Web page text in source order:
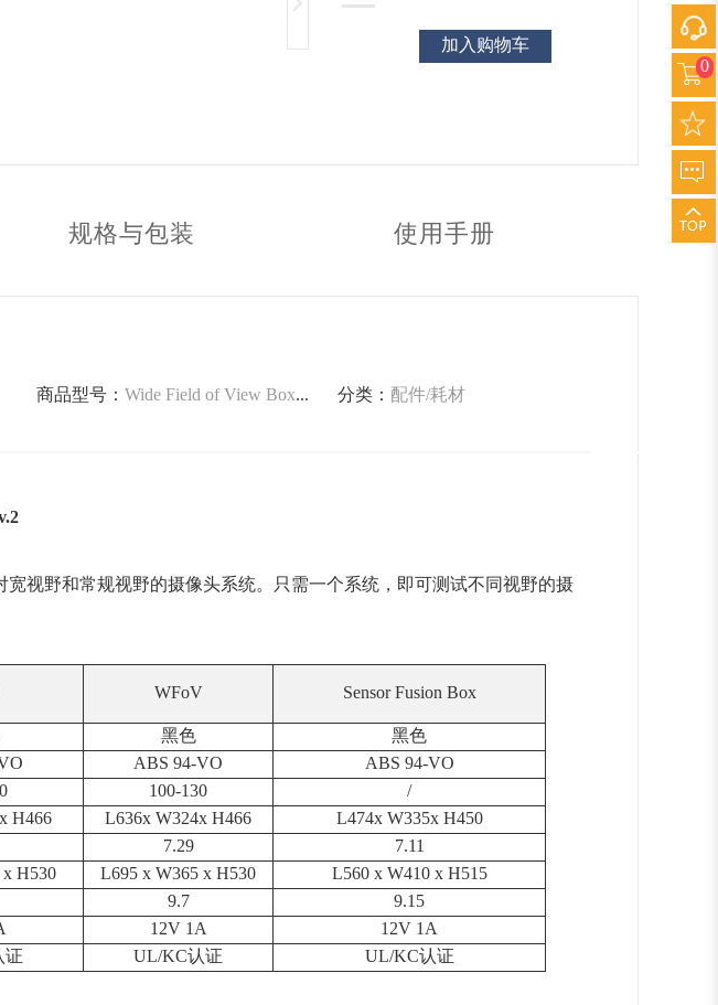
加入购物车
0
规格与包装 使用手册
商品型号： Wide Field of View Box(WFoV)Rev.2 分类： 配件/耗材
宽视野和常规视野的摄像头系统。只需一个系统，即可测试不同视野的摄
WFoV Sensor Fusion Box
黑色
黑色
ABS 94-VO
ABS 94-VO
100-130
/
H466 L636x W324x H466
L474x W335x H450
7.29
7.11
H530 L695 x W365 x H530
L560 x W410 x H515
9.7
9.15
12V 1A
12V 1A
证 UL/KC认证 UL/KC认证